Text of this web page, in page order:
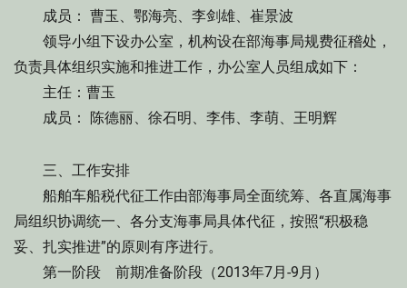
成员： 曹玉、鄂海亮、李剑雄、崔景波
领导小组下设办公室，机构设在部海事局规费征稽处，
负责具体组织实施和推进工作，办公室人员组成如下：
主任：曹玉
成员： 陈德丽、徐石明、李伟、李萌、王明辉
三、工作安排
船舶车船税代征工作由部海事局全面统筹、各直属海事
局组织协调统一、各分支海事局具体代征，按照“积极稳
妥、扎实推进”的原则有序进行。
第一阶段 前期准备阶段（2013年7月-9月）